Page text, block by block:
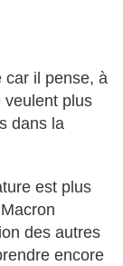
car il pense, à
veulent plus
dans la
est plus
des autres
encore